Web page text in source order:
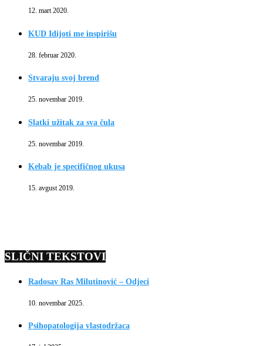
12. mart 2020.
KUD Idijoti me inspirišu
28. februar 2020.
Stvaraju svoj brend
25. novembar 2019.
Slatki užitak za sva čula
25. novembar 2019.
Kebab je specifičnog ukusa
15. avgust 2019.
SLIČNI TEKSTOVI
Radosav Ras Milutinović – Odjeci
10. novembar 2025.
Psihopatologija vlastodržaca